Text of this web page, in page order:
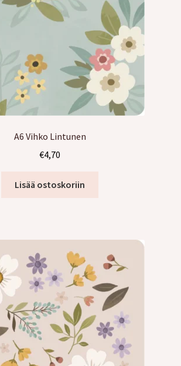
A6 Vihko Lintunen
€4,70
Lisää ostoskoriin